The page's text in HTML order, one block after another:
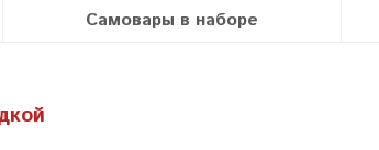
Самовары в наборе